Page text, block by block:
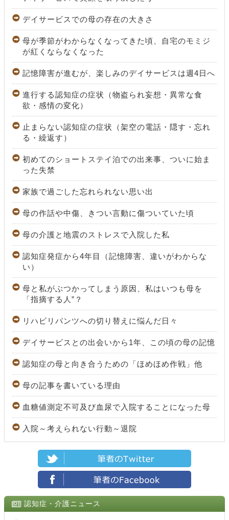
デイサービスでの母の存在の大きさ
母が季節がわからなくなってきた頃、自宅のモミジ
が紅くならなくなった
記憶障害が進むが、楽しみのデイサービスは週4日へ
進行する認知症の症状（物盗られ妄想・異常な食
欲・感情の変化）
止まらない認知症の症状（架空の電話・隠す・忘れ
る・繰返す）
初めてのショートステイ泊での出来事、ついに始ま
った失禁
家族で過ごした忘れられない思い出
母の作話や中傷、きつい言動に傷ついていた頃
母の介護と地震のストレスで入院した私
認知症発症から4年目（記憶障害、違いがわからな
い）
母と私がぶつかってしまう原因、私はいつも母を
「指摘する人”？
リハビリパンツへの切り替えに悩んだ日々
デイサービスとの出会いから1年、この頃の母の記憶
認知症の母と向き合うための「ほめほめ作戦」他
母の記事を書いている理由
血糖値測定不可及び血尿で入院することになった母
入院～考えられない行動～退院
認知症・介護ニュース